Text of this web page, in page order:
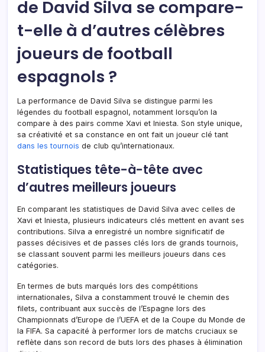
de David Silva se compare-
t-elle à d’autres célèbres
joueurs de football
espagnols ?
La performance de David Silva se distingue parmi les
légendes du football espagnol, notamment lorsqu’on la
compare à des pairs comme Xavi et Iniesta. Son style unique,
sa créativité et sa constance en ont fait un joueur clé tant
dans les tournois de club qu’internationaux.
Statistiques tête-à-tête avec
d’autres meilleurs joueurs
En comparant les statistiques de David Silva avec celles de
Xavi et Iniesta, plusieurs indicateurs clés mettent en avant ses
contributions. Silva a enregistré un nombre significatif de
passes décisives et de passes clés lors de grands tournois,
se classant souvent parmi les meilleurs joueurs dans ces
catégories.
En termes de buts marqués lors des compétitions
internationales, Silva a constamment trouvé le chemin des
filets, contribuant aux succès de l’Espagne lors des
Championnats d’Europe de l’UEFA et de la Coupe du Monde de
la FIFA. Sa capacité à performer lors de matchs cruciaux se
reflète dans son record de buts lors des phases à élimination